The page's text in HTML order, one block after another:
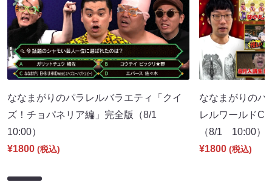
ななまがりのパラレルバラエティ「クイ
ズ！チョパネリア編」完全版（8/1
10:00）
¥1800 (税込)
ななまがりのパ
レルワールド
（8/1 10:00）
¥1800 (税込)